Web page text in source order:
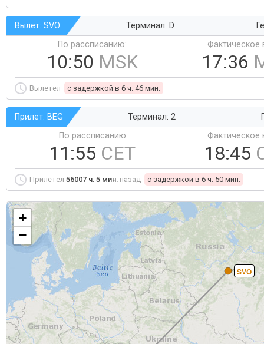
Вылет: SVO Терминал: D
По рассписанию:
10:50 MSK
Фактическое
17:36
Вылетел c задержкой в 6 ч. 46 мин.
Прилет: BEG Терминал: 2
По рассписанию
11:55 CET
Фактическое
18:45
Прилетел 56007 ч. 5 мин. назад c задержкой в 6 ч. 50 мин.
SVO
+
−